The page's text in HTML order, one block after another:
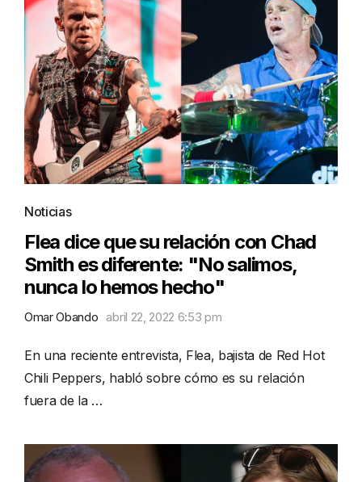
Noticias
Flea dice que su relación con Chad
Smith es diferente: "No salimos,
nunca lo hemos hecho"
Omar Obando abril 22, 2022 6:53 pm
En una reciente entrevista, Flea, bajista de Red Hot
Chili Peppers, habló sobre cómo es su relación
fuera de la …